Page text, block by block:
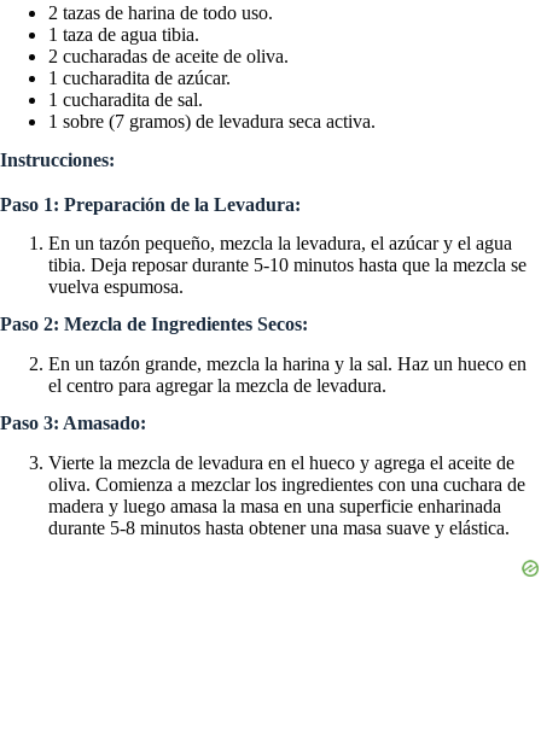
2 tazas de harina de todo uso.
1 taza de agua tibia.
2 cucharadas de aceite de oliva.
1 cucharadita de azúcar.
1 cucharadita de sal.
1 sobre (7 gramos) de levadura seca activa.
Instrucciones:
Paso 1: Preparación de la Levadura:
En un tazón pequeño, mezcla la levadura, el azúcar y el agua
tibia. Deja reposar durante 5-10 minutos hasta que la mezcla se
vuelva espumosa.
Paso 2: Mezcla de Ingredientes Secos:
En un tazón grande, mezcla la harina y la sal. Haz un hueco en
el centro para agregar la mezcla de levadura.
Paso 3: Amasado:
Vierte la mezcla de levadura en el hueco y agrega el aceite de
oliva. Comienza a mezclar los ingredientes con una cuchara de
madera y luego amasa la masa en una superficie enharinada
durante 5-8 minutos hasta obtener una masa suave y elástica.